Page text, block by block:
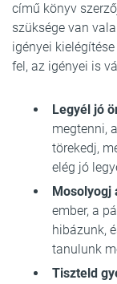
című könyv
szüksége van
igényei
fel, az igényei is
Legyél jó
megtenni,
törekedj,
elég jó
Mosolyogj
ember, a
hibázunk,
tanulunk
Tiszteld